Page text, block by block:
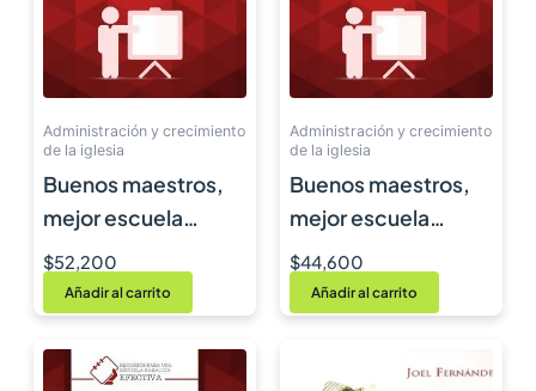
Administración y crecimiento
de la iglesia
Buenos maestros,
mejor escuela
sabática – tomo 1
$52,200
Añadir al carrito
Administración y crecimiento
de la iglesia
Buenos maestros,
mejor escuela
sabática – tomo 2
$44,600
Añadir al carrito